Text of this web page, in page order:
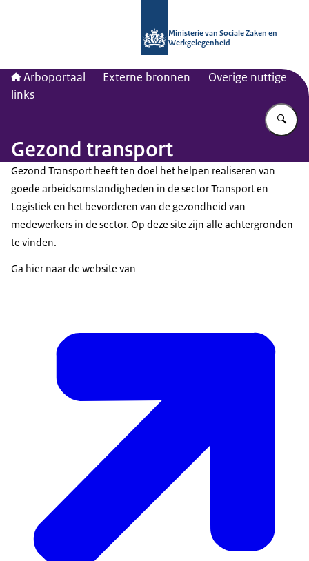
Ministerie van Sociale Zaken en
Werkgelegenheid
Arboportaal Externe bronnen
Overige nuttige
links
Gezond transport
Gezond Transport heeft ten doel het helpen realiseren van
goede arbeidsomstandigheden in de sector Transport en
Logistiek en het bevorderen van de gezondheid van
medewerkers in de sector. Op deze site zijn alle achtergronden
te vinden.
Ga hier naar de website van